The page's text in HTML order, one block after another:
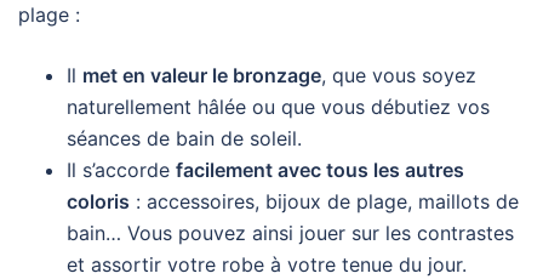
plage :
Il met en valeur le bronzage, que vous soyez
naturellement hâlée ou que vous débutiez vos
séances de bain de soleil.
Il s’accorde facilement avec tous les autres
coloris : accessoires, bijoux de plage, maillots de
bain… Vous pouvez ainsi jouer sur les contrastes
et assortir votre robe à votre tenue du jour.